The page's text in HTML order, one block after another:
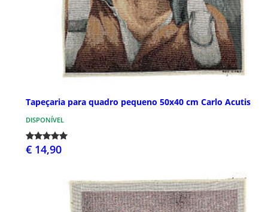
Tapeçaria para quadro pequeno 50x40 cm Carlo Acutis
DISPONÍVEL
€ 14,90